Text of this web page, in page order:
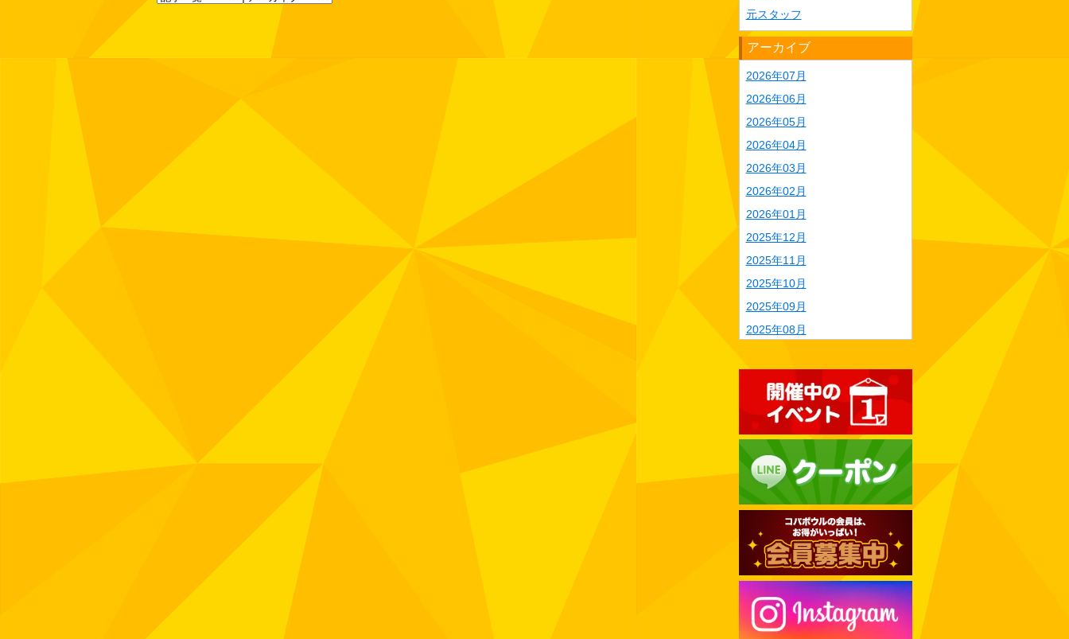
元スタッフ
アーカイブ
2026年07月
2026年06月
2026年05月
2026年04月
2026年03月
2026年02月
2026年01月
2025年12月
2025年11月
2025年10月
2025年09月
2025年08月
2025年05月
2025年04月
2025年03月
2025年02月
2025年01月
2024年12月
2024年11月
2024年10月
2024年09月
2024年08月
2024年07月